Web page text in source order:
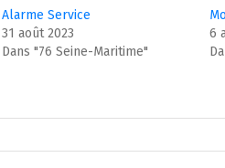
Alarme Service
31 août 2023
Dans "76 Seine-Maritime"
6